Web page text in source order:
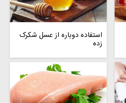
استفاده دوباره از عسل شکرک
زده